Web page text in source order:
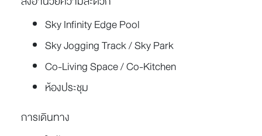
Sky Infinity Edge Pool
Sky Jogging Track / Sky Park
Co-Living Space / Co-Kitchen
ห้องประชุม
การเดินทาง